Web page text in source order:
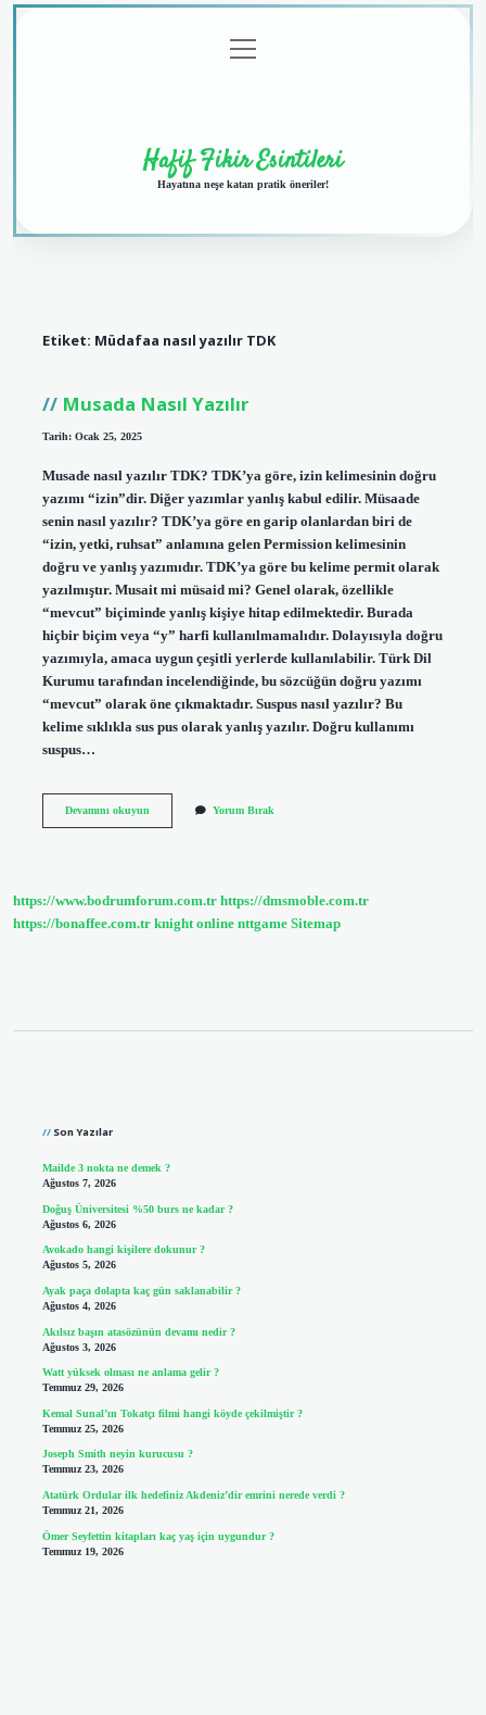
menüyü
aç
Hafif Fikir Esintileri
Hayatına neşe katan pratik öneriler!
Etiket: Müdafaa nasıl yazılır TDK
Musada Nasıl Yazılır
Tarih: Ocak 25, 2025
Musade nasıl yazılır TDK? TDK’ya göre, izin kelimesinin doğru
yazımı “izin”dir. Diğer yazımlar yanlış kabul edilir. Müsaade
senin nasıl yazılır? TDK’ya göre en garip olanlardan biri de
“izin, yetki, ruhsat” anlamına gelen Permission kelimesinin
doğru ve yanlış yazımıdır. TDK’ya göre bu kelime permit olarak
yazılmıştır. Musait mi müsaid mi? Genel olarak, özellikle
“mevcut” biçiminde yanlış kişiye hitap edilmektedir. Burada
hiçbir biçim veya “y” harfi kullanılmamalıdır. Dolayısıyla doğru
yazımıyla, amaca uygun çeşitli yerlerde kullanılabilir. Türk Dil
Kurumu tarafından incelendiğinde, bu sözcüğün doğru yazımı
“mevcut” olarak öne çıkmaktadır. Suspus nasıl yazılır? Bu
kelime sıklıkla sus pus olarak yanlış yazılır. Doğru kullanımı
suspus…
Devamını okuyunMusada
Yorum Bırak
https://www.bodrumforum.com.tr https://dmsmoble.com.tr
https://bonaffee.com.tr knight online nttgame Sitemap
Son Yazılar
Mailde 3 nokta ne demek ?
Ağustos 7, 2026
Doğuş Üniversitesi %50 burs ne kadar ?
Ağustos 6, 2026
Avokado hangi kişilere dokunur ?
Ağustos 5, 2026
Ayak paça dolapta kaç gün saklanabilir ?
Ağustos 4, 2026
Akılsız başın atasözünün devamı nedir ?
Ağustos 3, 2026
Watt yüksek olması ne anlama gelir ?
Temmuz 29, 2026
Kemal Sunal’ın Tokatçı filmi hangi köyde çekilmiştir ?
Temmuz 25, 2026
Joseph Smith neyin kurucusu ?
Temmuz 23, 2026
Atatürk Ordular ilk hedefiniz Akdeniz’dir emrini nerede verdi ?
Temmuz 21, 2026
Ömer Seyfettin kitapları kaç yaş için uygundur ?
Temmuz 19, 2026